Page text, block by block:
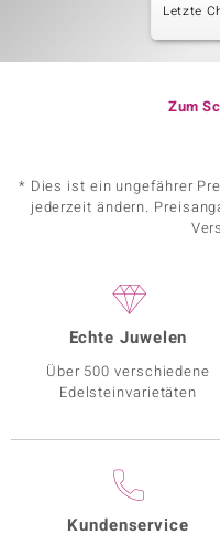
Letzte
Zum
* Dies ist ein ungefährer
jederzeit ändern.
Echte Juwelen
Über 500 verschiedene
Edelsteinvarietäten
Kundenservice